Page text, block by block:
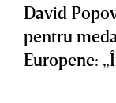
David
pentru
Europene: